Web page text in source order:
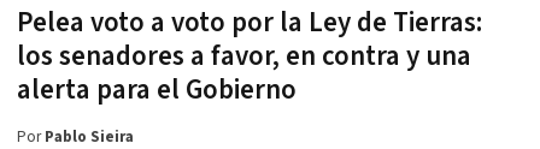
Pelea voto a voto por la Ley de Tierras:
los senadores a favor, en contra y una
alerta para el Gobierno
PorPablo Sieira